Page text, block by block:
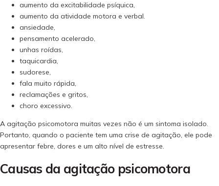
aumento da excitabilidade psíquica,
aumento da atividade motora e verbal.
ansiedade,
pensamento acelerado,
unhas roídas,
taquicardia,
sudorese,
fala muito rápida,
reclamações e gritos,
choro excessivo.
A agitação psicomotora muitas vezes não é um sintoma isolado.
Portanto, quando o paciente tem uma crise de agitação, ele pode
apresentar febre, dores e um alto nível de estresse.
Causas da agitação psicomotora